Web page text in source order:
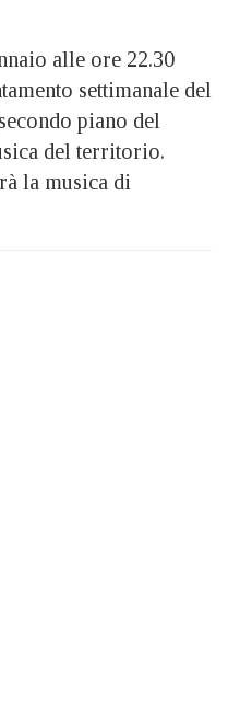
alle ore 22.30
settimanale del
piano del
del territorio.
la musica di